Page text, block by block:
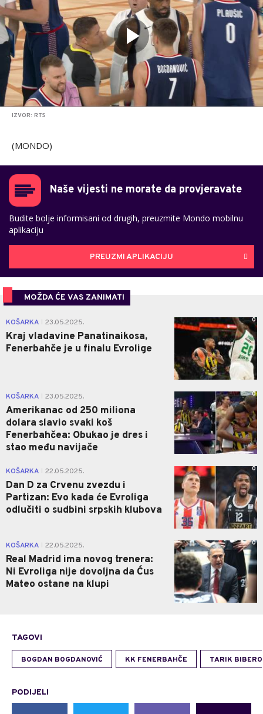
IZVOR: RTS
(MONDO)
Naše vijesti ne morate da provjeravate
Budite bolje informisani od drugih, preuzmite Mondo mobilnu
aplikaciju
PREUZMI APLIKACIJU
MOŽDA ĆE VAS ZANIMATI
KOŠARKA 23.05.2025.
Kraj vladavine Panatinaikosa,
Fenerbahče je u finalu Evrolige
0
KOŠARKA 23.05.2025.
Amerikanac od 250 miliona
dolara slavio svaki koš
Fenerbahčea: Obukao je dres i
stao među navijače
0
KOŠARKA 22.05.2025.
Dan D za Crvenu zvezdu i
Partizan: Evo kada će Evroliga
odlučiti o sudbini srpskih klubova
0
KOŠARKA 22.05.2025.
Real Madrid ima novog trenera:
Ni Evroliga nije dovoljna da Ćus
Mateo ostane na klupi
0
TAGOVI
BOGDAN BOGDANOVIĆ KK FENERBAHČE TARIK
PODIJELI